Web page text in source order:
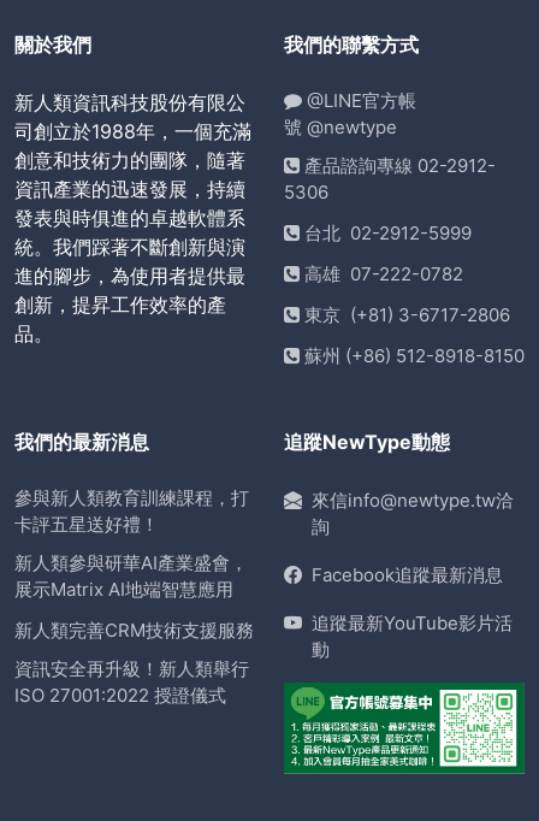
關於我們
新人類資訊科技股份有限公
司創立於1988年，一個充滿
創意和技術力的團隊，隨著
資訊產業的迅速發展，持續
發表與時俱進的卓越軟體系
統。我們踩著不斷創新與演
進的腳步，為使用者提供最
創新，提昇工作效率的產
品。
我們的聯繫方式
@LINE官方帳
號 @newtype
產品諮詢專線 02-2912-
5306
台北 02-2912-5999
高雄 07-222-0782
東京 (+81) 3-6717-2806
蘇州 (+86) 512-8918-8150
我們的最新消息
參與新人類教育訓練課程，打
卡評五星送好禮！
新人類參與研華AI產業盛會，
展示Matrix AI地端智慧應用
新人類完善CRM技術支援服務
資訊安全再升級！新人類舉行
ISO 27001:2022 授證儀式
追蹤NewType動態
來信info@newtype.tw洽
詢
Facebook追蹤最新消息
追蹤最新YouTube影片活
動